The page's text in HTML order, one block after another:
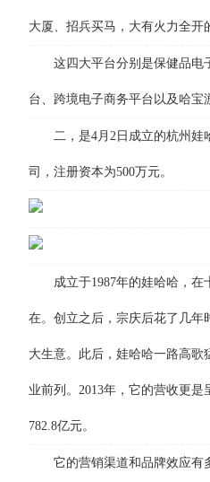
大厦、招兵买马，大有火力全开
这四大平台分别是保健品电
台、跨境电子商务平台以及哈宝
二，是4月2日成立的杭州娃
司，注册资本为500万元。
成立于1987年的娃哈哈，在
在。创立之后，宗庆后花了几年
大生意。此后，娃哈哈一路高
业前列。2013年，它的营收更
782.8亿元。
它的营销渠道和品牌效应有